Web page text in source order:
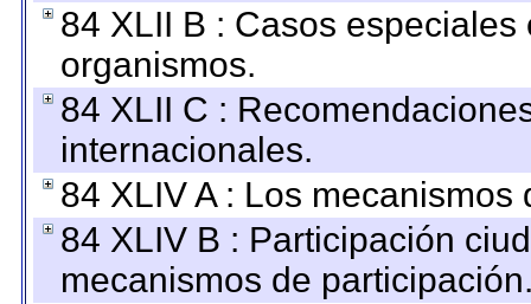
84 XLII B : Casos
organismos.
84 XLII C :
internacionales.
84 XLIV A : Los
84 XLIV B : Participación
mecanismos de